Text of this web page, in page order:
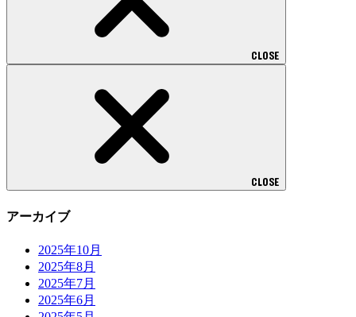
CLOSE
CLOSE
アーカイブ
2025年10月
2025年8月
2025年7月
2025年6月